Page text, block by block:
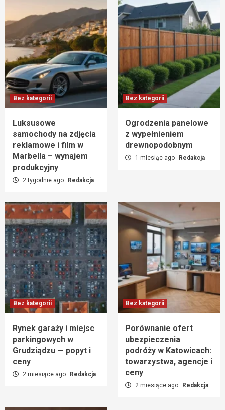
Bez kategorii
Luksusowe
samochody na zdjęcia
reklamowe i film w
Marbella – wynajem
produkcyjny
2 tygodnie ago Redakcja
Bez kategorii
Ogrodzenia panelowe
z wypełnieniem
drewnopodobnym
1 miesiąc ago Redakcja
Bez kategorii
Rynek garaży i miejsc
parkingowych w
Grudziądzu — popyt i
ceny
2 miesiące ago Redakcja
Bez kategorii
Porównanie ofert
ubezpieczenia
podróży w Katowicach:
towarzystwa, agencje i
ceny
2 miesiące ago Redakcja